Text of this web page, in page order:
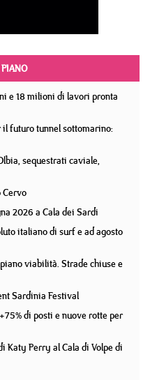
e 18 milioni di lavori pronta
futuro tunnel sottomarino:
sequestrati caviale,
2026 a Cala dei Sardi
italiano di surf e ad agosto
viabilità. Strade chiuse e
Sardinia Festival
di posti e nuove rotte per
Katy Perry al Cala di Volpe di